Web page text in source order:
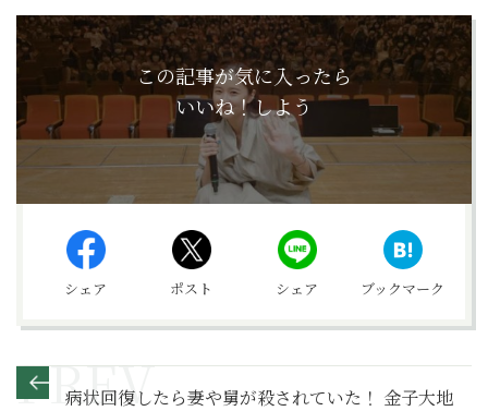
この記事が気に入ったら
いいね！しよう
シェア ポスト シェア ブックマーク
病状回復したら妻や舅が殺されていた！ 金子大地